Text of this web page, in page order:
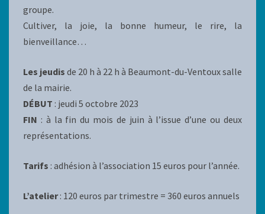
groupe.
Cultiver, la joie, la bonne humeur, le rire, la
bienveillance…
Les jeudis de 20 h à 22 h à Beaumont-du-Ventoux salle
de la mairie.
DÉBUT : jeudi 5 octobre 2023
FIN : à la fin du mois de juin à l’issue d’une ou deux
représentations.
Tarifs : adhésion à l’association 15 euros pour l’année.
L’atelier: 120 euros par trimestre = 360 euros annuels